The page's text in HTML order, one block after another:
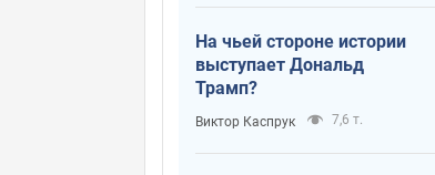
На чьей стороне истории
выступает Дональд
Трамп?
Виктор Каспрук 7,6 т.